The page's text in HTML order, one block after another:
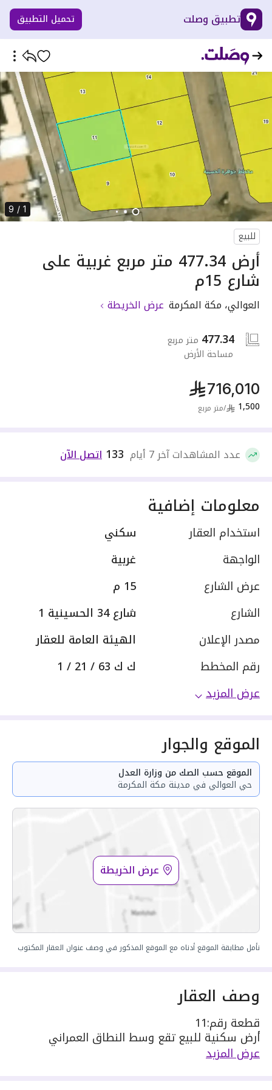
تطبيق وصلت تحميل التطبيق
1 / 9
للبيع
أرض 477.34 متر مربع غربية على
شارع 15م
العوالي، مكة المكرمة عرض الخريطة
477.34 متر مربع
مساحة الأرض
716,010
1,500
/متر مربع
عدد المشاهدات آخر 7 أيام 133 اتصل الآن
معلومات إضافية
استخدام العقار
سكني
الواجهة
غربية
عرض الشارع
15 م
الشارع
شارع 34 الحسينية 1
مصدر الإعلان
الهيئة العامة للعقار
رقم المخطط
ك ك 63 / 21 / 1
عرض المزيد
الموقع والجوار
الموقع حسب الصك من وزارة العدل
حي العوالي في مدينة مكة المكرمة
عرض الخريطة
نأمل مطابقة الموقع أدناه مع الموقع المذكور في وصف عنوان العقار المكتوب
وصف العقار
قطعة رقم:11
أرض سكنية للبيع تقع وسط النطاق العمراني
– واجهتها غربية
– طول الواجهة :
عرض المزيد